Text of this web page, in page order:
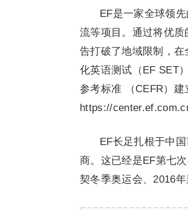
EF是一家全球领
流等项目。通过将优
告打破了地域限制，
化英语测试（EF SET
参考标准 （CEFR）
https://
EF长足扎根于中
商。这已经是EF第七
契冬季奥运会、2016